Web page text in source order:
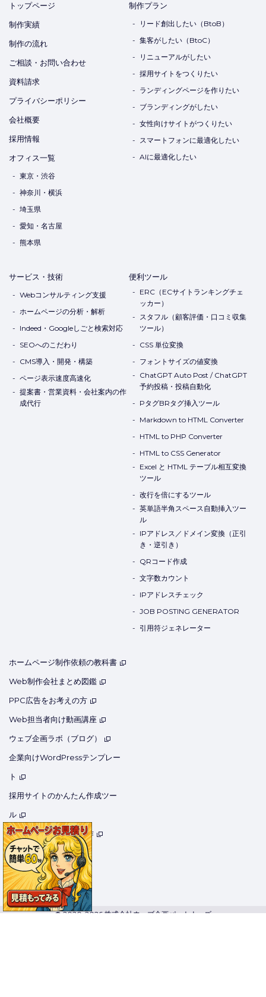
トップページ
制作実績
制作の流れ
ご相談・お問い合わせ
資料請求
プライバシーポリシー
会社概要
採用情報
オフィス一覧
東京・渋谷
神奈川・横浜
埼玉県
愛知・名古屋
熊本県
制作プラン
リード創出したい（BtoB）
集客がしたい（BtoC）
リニューアルがしたい
採用サイトをつくりたい
ランディングページを作りたい
ブランディングがしたい
女性向けサイトがつくりたい
スマートフォンに最適化したい
AIに最適化したい
サービス・技術
Webコンサルティング支援
ホームページの分析・解析
Indeed・Googleしごと検索対応
SEOへのこだわり
CMS導入・開発・構築
ページ表示速度高速化
提案書・営業資料・会社案内の作
成代行
便利ツール
ERC（ECサイトランキングチェ
ッカー）
スタフル（顧客評価・口コミ収集
ツール）
CSS 単位変換
フォントサイズの値変換
ChatGPT Auto Post / ChatGPT
予約投稿・投稿自動化
PタグBRタグ挿入ツール
Markdown to HTML Converter
HTML to PHP Converter
HTML to CSS Generator
Excel と HTML テーブル相互変換
ツール
改行を倍にするツール
英単語半角スペース自動挿入ツー
ル
IPアドレス／ドメイン変換（正引
き・逆引き）
QRコード作成
文字数カウント
IPアドレスチェック
JOB POSTING GENERATOR
引用符ジェネレーター
ホームページ制作依頼の教科書
Web制作会社まとめ図鑑
PPC広告をお考えの方
Web担当者向け動画講座
ウェブ企画ラボ（ブログ）
企業向けWordPressテンプレー
ト
採用サイトのかんたん作成ツー
ル
医療用ホームページ制作
用語集
コーポレートサイト
© 2020-2026 株式会社ウェブ企画パートナーズ